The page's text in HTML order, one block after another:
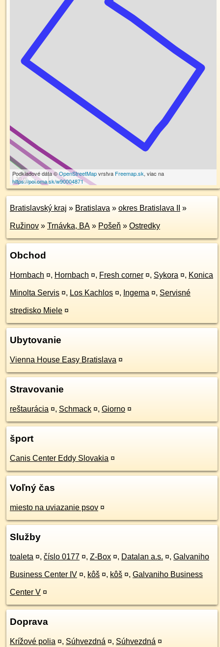
30 m
Podkladové dáta ©OpenStreetMapvrstva Freemap.sk, viac na
https://poi.oma.sk/w90004871
Bratislavský kraj » Bratislava » okres Bratislava II »
Ružinov » Trnávka, BA » Pošeň » Ostredky
Obchod
Hornbach ¤, Hornbach ¤, Fresh corner ¤, Sykora ¤, Konica
Minolta Servis ¤, Los Kachlos ¤, Ingema ¤, Servisné
stredisko Miele ¤
Ubytovanie
Vienna House Easy Bratislava ¤
Stravovanie
reštaurácia ¤, Schmack ¤, Giorno ¤
šport
Canis Center Eddy Slovakia ¤
Voľný čas
miesto na uviazanie psov ¤
Služby
toaleta ¤, číslo 0177 ¤, Z-Box ¤, Datalan a.s. ¤, Galvaniho
Business Center IV ¤, kôš ¤, kôš ¤, Galvaniho Business
Center V ¤
Doprava
Krížové polia ¤, Súhvezdná ¤, Súhvezdná ¤